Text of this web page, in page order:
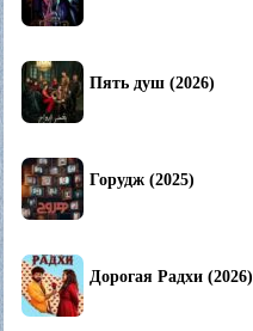
Пять душ (2026)
Горудж (2025)
Дорогая Радхи (2026)